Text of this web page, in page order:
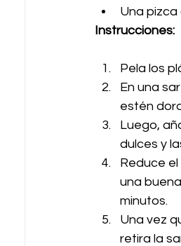
Una pizca
Instrucciones:
Pela los
En una
estén
Luego,
dulces y
Reduce
una
minutos.
Una vez
retira la